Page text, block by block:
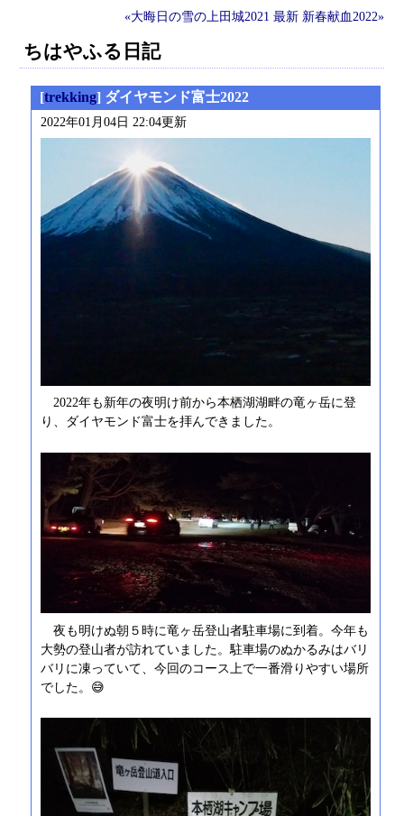
«大晦日の雪の上田城2021 最新 新春献血2022»
ちはやふる日記
[trekking] ダイヤモンド富士2022
2022年01月04日 22:04更新
2022年も新年の夜明け前から本栖湖湖畔の竜ヶ岳に登
り、ダイヤモンド富士を拝んできました。
夜も明けぬ朝５時に竜ヶ岳登山者駐車場に到着。今年も
大勢の登山者が訪れていました。駐車場のぬかるみはバリ
バリに凍っていて、今回のコース上で一番滑りやすい場所
でした。😅